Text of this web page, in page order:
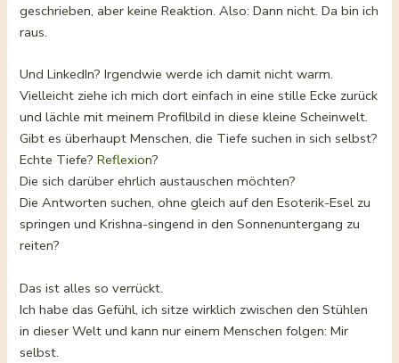
geschrieben, aber keine Reaktion. Also: Dann nicht. Da bin ich
raus.
Und LinkedIn? Irgendwie werde ich damit nicht warm.
Vielleicht ziehe ich mich dort einfach in eine stille Ecke zurück
und lächle mit meinem Profilbild in diese kleine Scheinwelt.
Gibt es überhaupt Menschen, die Tiefe suchen in sich selbst?
Echte Tiefe?Reflexion?
Die sich darüber ehrlich austauschen möchten?
Die Antworten suchen, ohne gleich auf den Esoterik-Esel zu
springen und Krishna-singend in den Sonnenuntergang zu
reiten?
Das ist alles so verrückt.
Ich habe das Gefühl, ich sitze wirklich zwischen den Stühlen
in dieser Welt und kann nur einem Menschen folgen: Mir
selbst.